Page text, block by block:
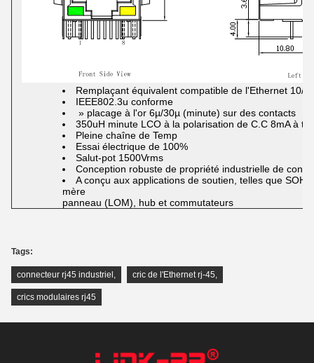
Remplaçant équivalent compatible de l'Ethernet 10/
IEEE802.3u conforme
» placage à l'or 6µ/30µ (minute) sur des contacts
350uH minute LCO à la polarisation de C.C 8mA à
Pleine chaîne de Temp
Essai électrique de 100%
Salut-pot 1500Vrms
Conception robuste de propriété industrielle de
A conçu aux applications de soutien, telles que
mère
panneau (LOM), hub et commutateurs
Tags:
connecteur rj45 industriel , cric de l'Ethernet rj-45,
crics modulaires rj45